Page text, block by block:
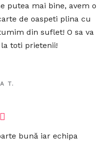
putea mai bine, avem o
de oaspeti plina cu
din suflet! O sa va
toti prietenii!
T.
bună iar echipa